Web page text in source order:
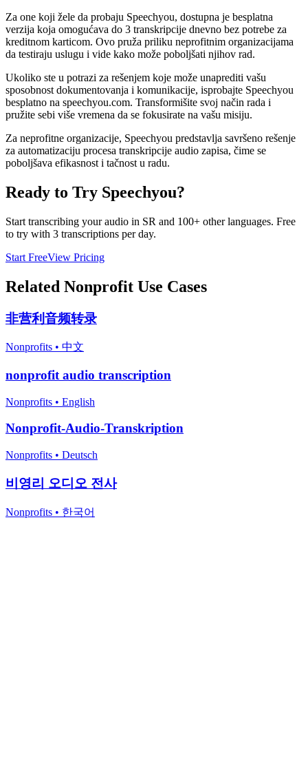
Za one koji žele da probaju Speechyou, dostupna je besplatna
verzija koja omogućava do 3 transkripcije dnevno bez potrebe za
kreditnom karticom. Ovo pruža priliku neprofitnim organizacijama
da testiraju uslugu i vide kako može poboljšati njihov rad.
Ukoliko ste u potrazi za rešenjem koje može unaprediti vašu
sposobnost dokumentovanja i komunikacije, isprobajte Speechyou
besplatno na speechyou.com. Transformišite svoj način rada i
pružite sebi više vremena da se fokusirate na vašu misiju.
Za neprofitne organizacije, Speechyou predstavlja savršeno rešenje
za automatizaciju procesa transkripcije audio zapisa, čime se
poboljšava efikasnost i tačnost u radu.
Ready to Try Speechyou?
Start transcribing your audio in SR and 100+ other languages. Free
to try with 3 transcriptions per day.
Start FreeView Pricing
Related Nonprofit Use Cases
非营利音频转录
Nonprofits • 中文
nonprofit audio transcription
Nonprofits • English
Nonprofit-Audio-Transkription
Nonprofits • Deutsch
비영리 오디오 전사
Nonprofits • 한국어